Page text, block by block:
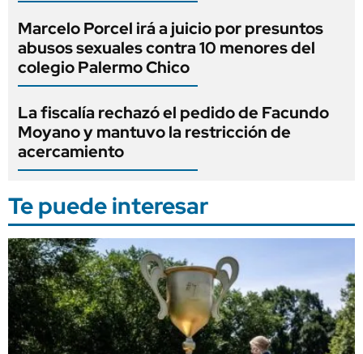
Marcelo Porcel irá a juicio por presuntos
abusos sexuales contra 10 menores del
colegio Palermo Chico
La fiscalía rechazó el pedido de Facundo
Moyano y mantuvo la restricción de
acercamiento
Te puede interesar